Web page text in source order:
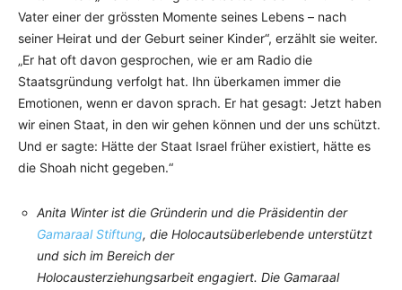
Vater einer der grössten Momente seines Lebens – nach
seiner Heirat und der Geburt seiner Kinder“, erzählt sie weiter.
„Er hat oft davon gesprochen, wie er am Radio die
Staatsgründung verfolgt hat. Ihn überkamen immer die
Emotionen, wenn er davon sprach. Er hat gesagt: Jetzt haben
wir einen Staat, in den wir gehen können und der uns schützt.
Und er sagte: Hätte der Staat Israel früher existiert, hätte es
die Shoah nicht gegeben.“
Anita Winter ist die Gründerin und die Präsidentin der
Gamaraal Stiftung, die Holocautsüberlebende unterstützt
und sich im Bereich der
Holocausterziehungsarbeit engagiert. Die Gamaraal